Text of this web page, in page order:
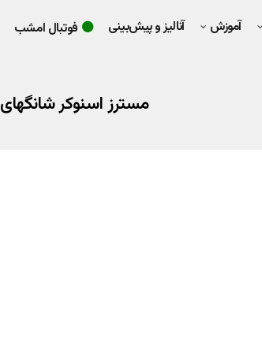
آموزش آنالیز و پیش‌بینی فوتبال امشب
مسترز اسنوکر شانگهای